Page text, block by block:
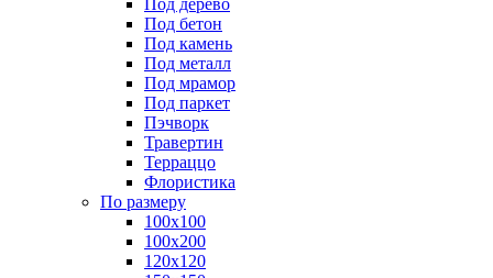
Под дерево
Под бетон
Под камень
Под металл
Под мрамор
Под паркет
Пэчворк
Травертин
Терраццо
Флористика
По размеру
100х100
100х200
120х120